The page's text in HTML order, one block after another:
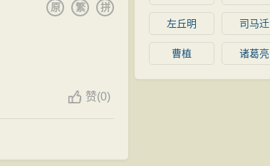
拼
繁
原
赞(0)
左丘明 司马迁
曹植 诸葛亮